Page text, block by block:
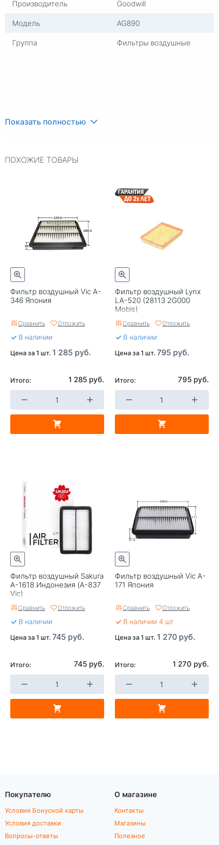
Производитель
Goodwill
Модель
AG890
Группа
Фильтры воздушные
Показать полностью
ПОХОЖИЕ ТОВАРЫ
Фильтр воздушный Vic A-
346 Япония
Сравнить Отложить
В наличии
Цена за 1 шт. 1 285 руб.
Итого: 1 285 руб.
Фильтр воздушный Lynx
LA-520 (28113 2G000
Mobis)
Сравнить Отложить
В наличии
Цена за 1 шт. 795 руб.
Итого: 795 руб.
Фильтр воздушный Sakura
A-1618 Индонезия (A-837
Vic)
Сравнить Отложить
В наличии
Цена за 1 шт. 745 руб.
Итого: 745 руб.
Фильтр воздушный Vic A-
171 Япония
Сравнить Отложить
В наличии 4 шт
Цена за 1 шт. 1 270 руб.
Итого: 1 270 руб.
Покупателю
Условия Бонусной карты
Условия доставки
Вопросы-ответы
О магазине
Контакты
Магазины
Полезное